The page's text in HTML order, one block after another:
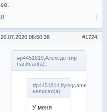
её.
0
1724
20.07.2026 06:50:38
#p4451819,Алексдоттир
написал(а):
#p4451814,flyingcamel
написал(а):
У меня